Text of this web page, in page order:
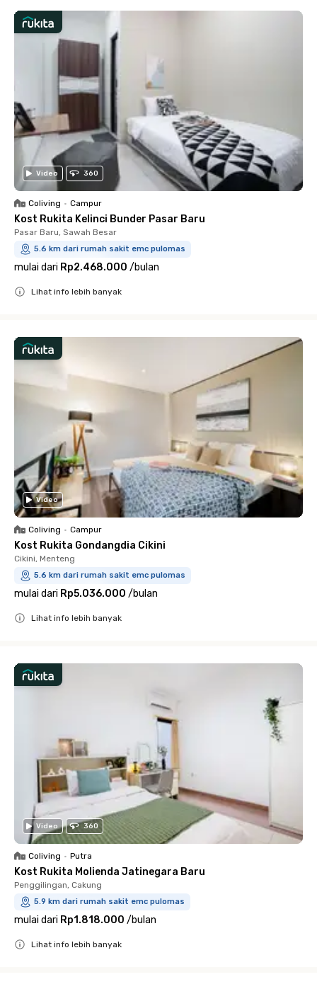
Video 360
Coliving • Campur
Kost Rukita Kelinci Bunder Pasar Baru
Pasar Baru, Sawah Besar
5.6 km dari rumah sakit emc pulomas
mulai dari Rp2.468.000 /bulan
Lihat info lebih banyak
Video
Coliving • Campur
Kost Rukita Gondangdia Cikini
Cikini, Menteng
5.6 km dari rumah sakit emc pulomas
mulai dari Rp5.036.000 /bulan
Lihat info lebih banyak
Video 360
Coliving • Putra
Kost Rukita Molienda Jatinegara Baru
Penggilingan, Cakung
5.9 km dari rumah sakit emc pulomas
mulai dari Rp1.818.000 /bulan
Lihat info lebih banyak